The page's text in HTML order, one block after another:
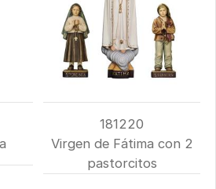
181220
Virgen de Fátima con 2
pastorcitos